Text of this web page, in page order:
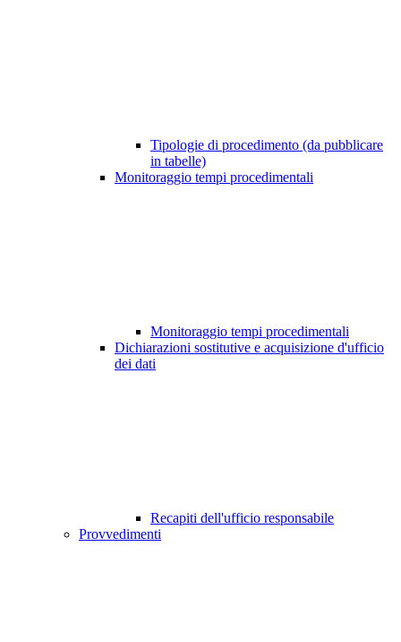
Tipologie di procedimento (da pubblicare
in tabelle)
Monitoraggio tempi procedimentali
Monitoraggio tempi procedimentali
Dichiarazioni sostitutive e acquisizione d'ufficio
dei dati
Recapiti dell'ufficio responsabile
Provvedimenti